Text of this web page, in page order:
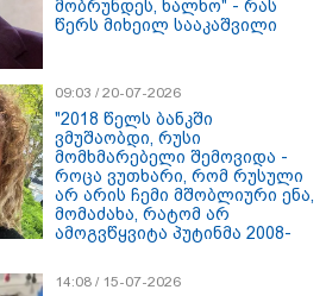
23:15 / 07-08-2026
ამოუცნობი
ანომალიური
მოვლენები - ტრამპის
ადმინისტრაციამ “UFO”-
პაკეტი გამოაქვეყნა
22:49 / 07-
"ამ
დაესხნენ
და
მობრუნდეს, ხალხო" - რას
წერს მიხეილ სააკაშვილი
09:03 / 20-07-2026
"2018 წელს ბანკში
ვმუშაობდი, რუსი
მომხმარებელი შემოვიდა -
როცა ვუთხარი, რომ რუსული
არ არის ჩემი მშობლიური ენა,
მომაძახა, რატომ არ
ამოგვწყვიტა პუტინმა 2008-
14:08 / 15-07-2026